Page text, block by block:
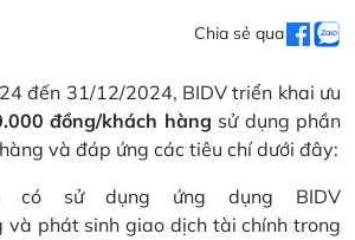
Chia sẻ qua
đến 31/12/2024, BIDV triển khai ưu
đồng/khách hàng sử dụng phần
và đáp ứng các tiêu chí dưới đây:
có sử dụng ứng dụng BIDV
và phát sinh giao dịch tài chính trong